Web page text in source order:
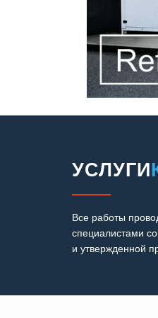
УСЛУГИ
Все работы
специалистами
и утвержденной